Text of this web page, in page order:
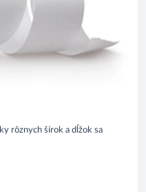
rôznych šírok a dĺžok sa